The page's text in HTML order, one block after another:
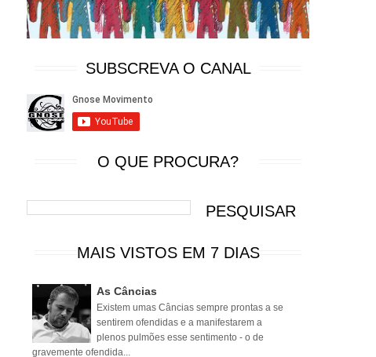
SUBSCREVA O CANAL
O QUE PROCURA?
MAIS VISTOS EM 7 DIAS
As Câncias
Existem umas Câncias sempre prontas a se
sentirem ofendidas e a manifestarem a
plenos pulmões esse sentimento - o de
gravemente ofendida...